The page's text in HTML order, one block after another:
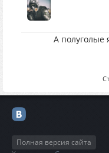
А полуголые
Полная версия сайта